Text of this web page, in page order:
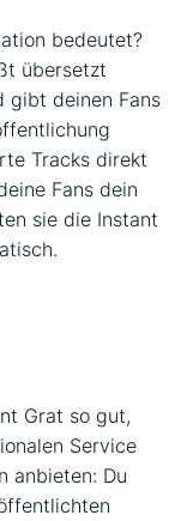
bedeutet?
übersetzt
gibt deinen Fans
Tracks direkt
Fans dein
sie die Instant
Grat so gut,
Service
anbieten: Du